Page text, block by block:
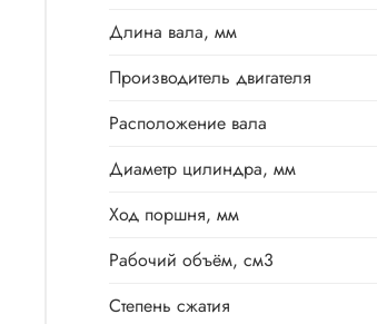
Длина вала, мм
Производитель двигателя
Расположение вала
Диаметр цилиндра, мм
Ход поршня, мм
Рабочий объём, см3
Степень сжатия